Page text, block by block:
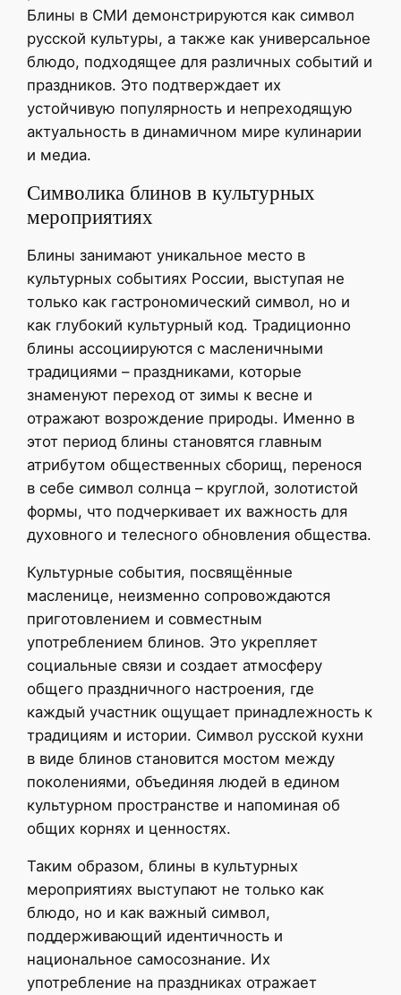
Блины в СМИ демонстрируются как символ
русской культуры, а также как универсальное
блюдо, подходящее для различных событий и
праздников. Это подтверждает их
устойчивую популярность и непреходящую
актуальность в динамичном мире кулинарии
и медиа.
Символика блинов в культурных
мероприятиях
Блины занимают уникальное место в
культурных событиях России, выступая не
только как гастрономический символ, но и
как глубокий культурный код. Традиционно
блины ассоциируются с масленичными
традициями – праздниками, которые
знаменуют переход от зимы к весне и
отражают возрождение природы. Именно в
этот период блины становятся главным
атрибутом общественных сборищ, перенося
в себе символ солнца – круглой, золотистой
формы, что подчеркивает их важность для
духовного и телесного обновления общества.
Культурные события, посвящённые
масленице, неизменно сопровождаются
приготовлением и совместным
употреблением блинов. Это укрепляет
социальные связи и создает атмосферу
общего праздничного настроения, где
каждый участник ощущает принадлежность к
традициям и истории. Символ русской кухни
в виде блинов становится мостом между
поколениями, объединяя людей в едином
культурном пространстве и напоминая об
общих корнях и ценностях.
Таким образом, блины в культурных
мероприятиях выступают не только как
блюдо, но и как важный символ,
поддерживающий идентичность и
национальное самосознание. Их
употребление на праздниках отражает